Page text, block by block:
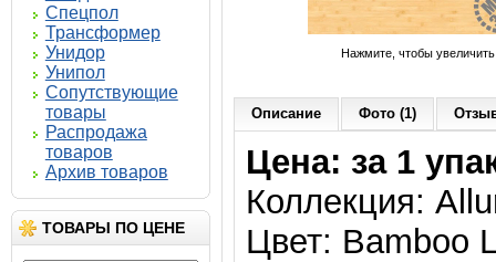
Спецпол
Трансформер
Унидор
Унипол
Сопутствующие
товары
Распродажа
товаров
Архив товаров
ТОВАРЫ ПО ЦЕНЕ
Нажмите, чтобы увеличить
Описание Фото (1)
Цена: за 1
Коллекция:
Цвет: Bamboo